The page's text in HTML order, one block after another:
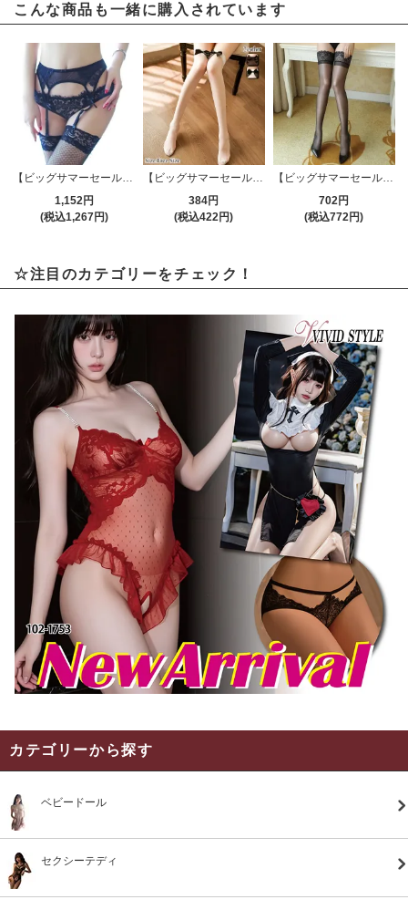
こんな商品も一緒に購入されています
1,152円
(税込1,267円)
【ビッグサマーセール対象品】ストッキング(STOCKING) 535
384円
(税込422円)
【ビッグサマーセール対象品】ストッキング(STOCKING) 184bk
702円
(税込772円)
☆注目のカテゴリーをチェック！
カテゴリーから探す
ベビードール
セクシーテディ